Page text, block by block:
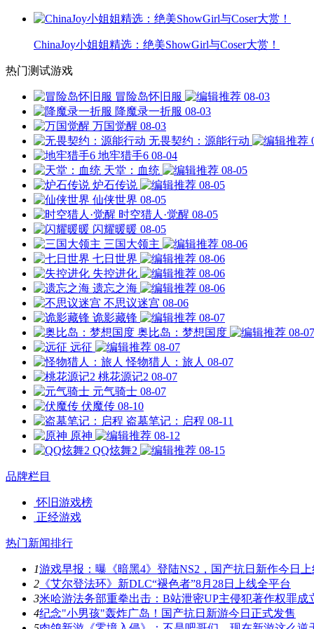
ChinaJoy小姐姐精选：绝美ShowGirl与Coser大赏！
热门测试游戏
冒险岛怀旧服
08-03
降魔录一折服 08-03
万国觉醒 08-03
无畏契约：源能行动
地牢猎手6 08-04
天堂：血统
08-05
炉石传说
08-05
仙侠世界 08-05
时空猎人·觉醒 08-05
闪耀暖暖 08-05
三国大领主
08-06
七日世界
08-06
失控进化
08-06
遗忘之海
08-06
不思议迷宫 08-06
诡影藏锋
08-07
奥比岛：梦想国度
08-07
远征
08-07
怪物猎人：旅人 08-07
桃花源记2 08-07
元气骑士 08-07
伏魔传 08-10
盗墓笔记：启程 08-11
原神
08-12
QQ炫舞2
08-15
品牌栏目
怀旧游戏榜
正经游戏
热门新闻排行
1游戏早报：曝《暗黑4》登陆NS2，国产抗日新作今日上
2 《艾尔登法环》新DLC“褪色者”8月28日上线全平台
3米哈游法务部重拳出击：B站泄密UP主侵犯著作权罪成
4纪念"小男孩"轰炸广岛！国产抗日新游今日正式发售